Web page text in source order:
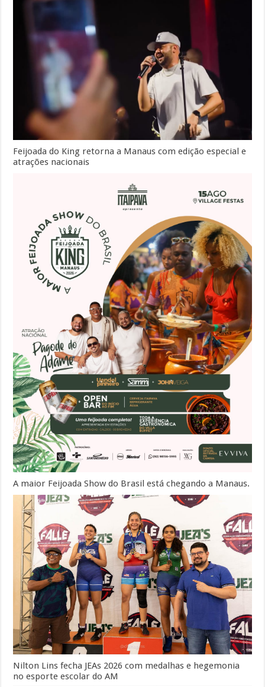
Feijoada do King retorna a Manaus com edição especial e
atrações nacionais
A maior Feijoada Show do Brasil está chegando a Manaus.
Nilton Lins fecha JEAs 2026 com medalhas e hegemonia
no esporte escolar do AM